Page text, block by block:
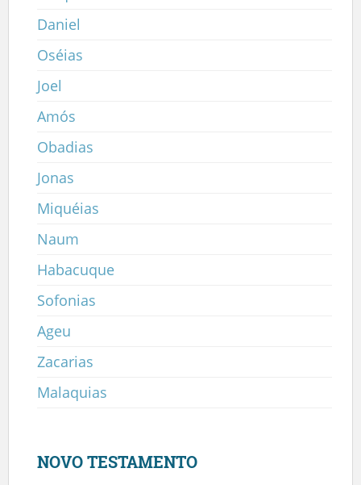
Daniel
Oséias
Joel
Amós
Obadias
Jonas
Miquéias
Naum
Habacuque
Sofonias
Ageu
Zacarias
Malaquias
NOVO TESTAMENTO